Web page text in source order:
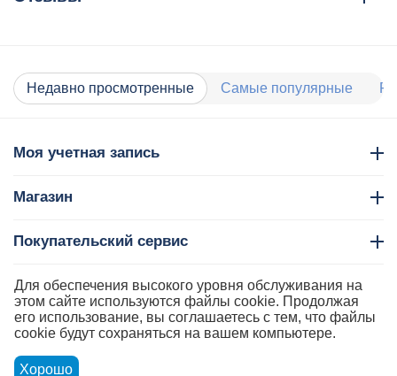
Недавно просмотренные Самые популярные
Моя учетная запись
Магазин
Покупательский сервис
Контакты
Для обеспечения высокого уровня обслуживания на
этом сайте используются файлы cookie. Продолжая
его использование, вы соглашаетесь с тем, что файлы
cookie будут сохраняться на вашем компьютере.
Хорошо